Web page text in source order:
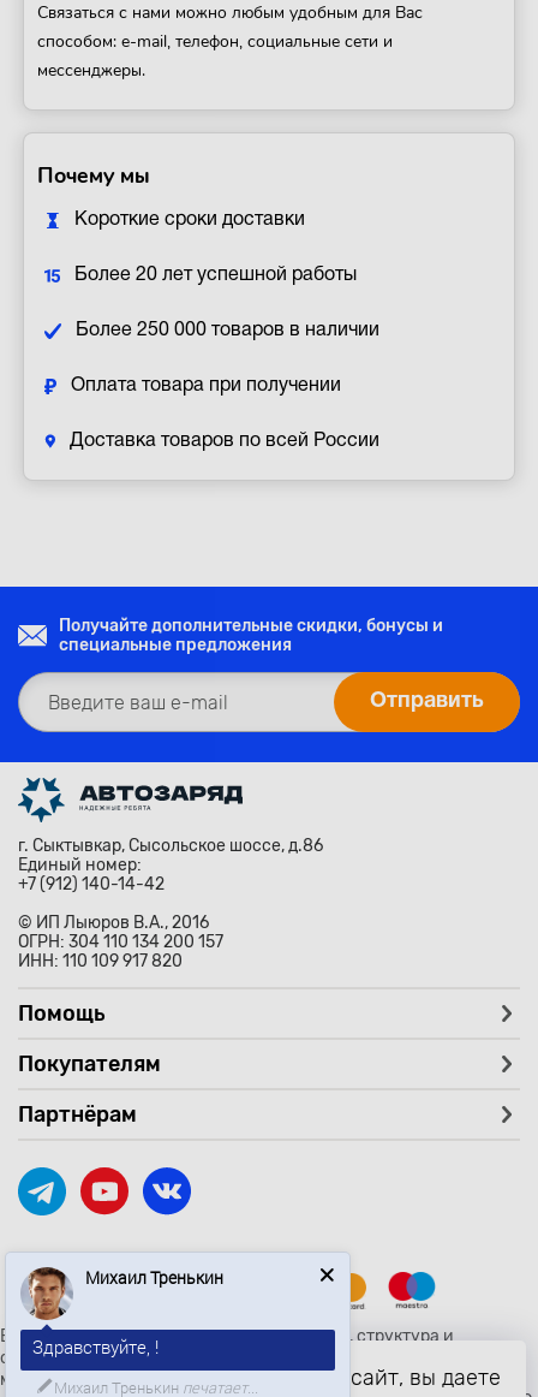
Связаться с нами можно любым удобным для Вас
способом: e-mail, телефон, социальные сети и
мессенджеры.
Почему мы
Короткие сроки доставки
Более 20 лет успешной работы
Более 250 000 товаров в наличии
Оплата товара при получении
Доставка товаров по всей России
Получайте дополнительные скидки, бонусы и
специальные предложения
г. Сыктывкар, Сысольское шоссе, д.86
Единый номер:
+7 (912) 140-14-42
© ИП Лыюров В.А., 2016
ОГРН: 304 110 134 200 157
ИНН: 110 109 917 820
Помощь
Покупателям
Партнёрам
Вся текстовая и графическая информация, структура и
оформление страницы avtozaryad.ru защищены российскими и
международными законами и соглашениями об охране
Продолжая использовать наш сайт, вы даете
Михаил Тренькин
Здравствуйте, !
Михаил Тренькин печатает...